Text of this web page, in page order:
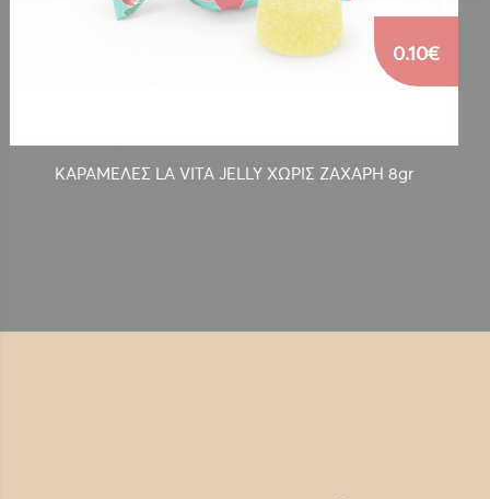
ΚΑΡΑΜΕΛΕΣ LA VITA JELLY ΧΩΡΙΣ ΖΑΧΑΡΗ 8gr
0.10€